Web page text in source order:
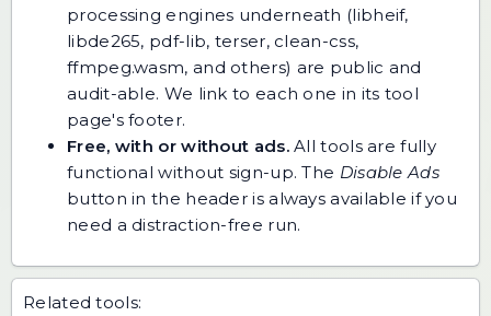
processing engines underneath (libheif,
libde265, pdf-lib, terser, clean-css,
ffmpeg.wasm, and others) are public and
audit-able. We link to each one in its tool
page's footer.
Free, with or without ads.All tools are fully
functional without sign-up. The Disable Ads
button in the header is always available if you
need a distraction-free run.
Related tools: